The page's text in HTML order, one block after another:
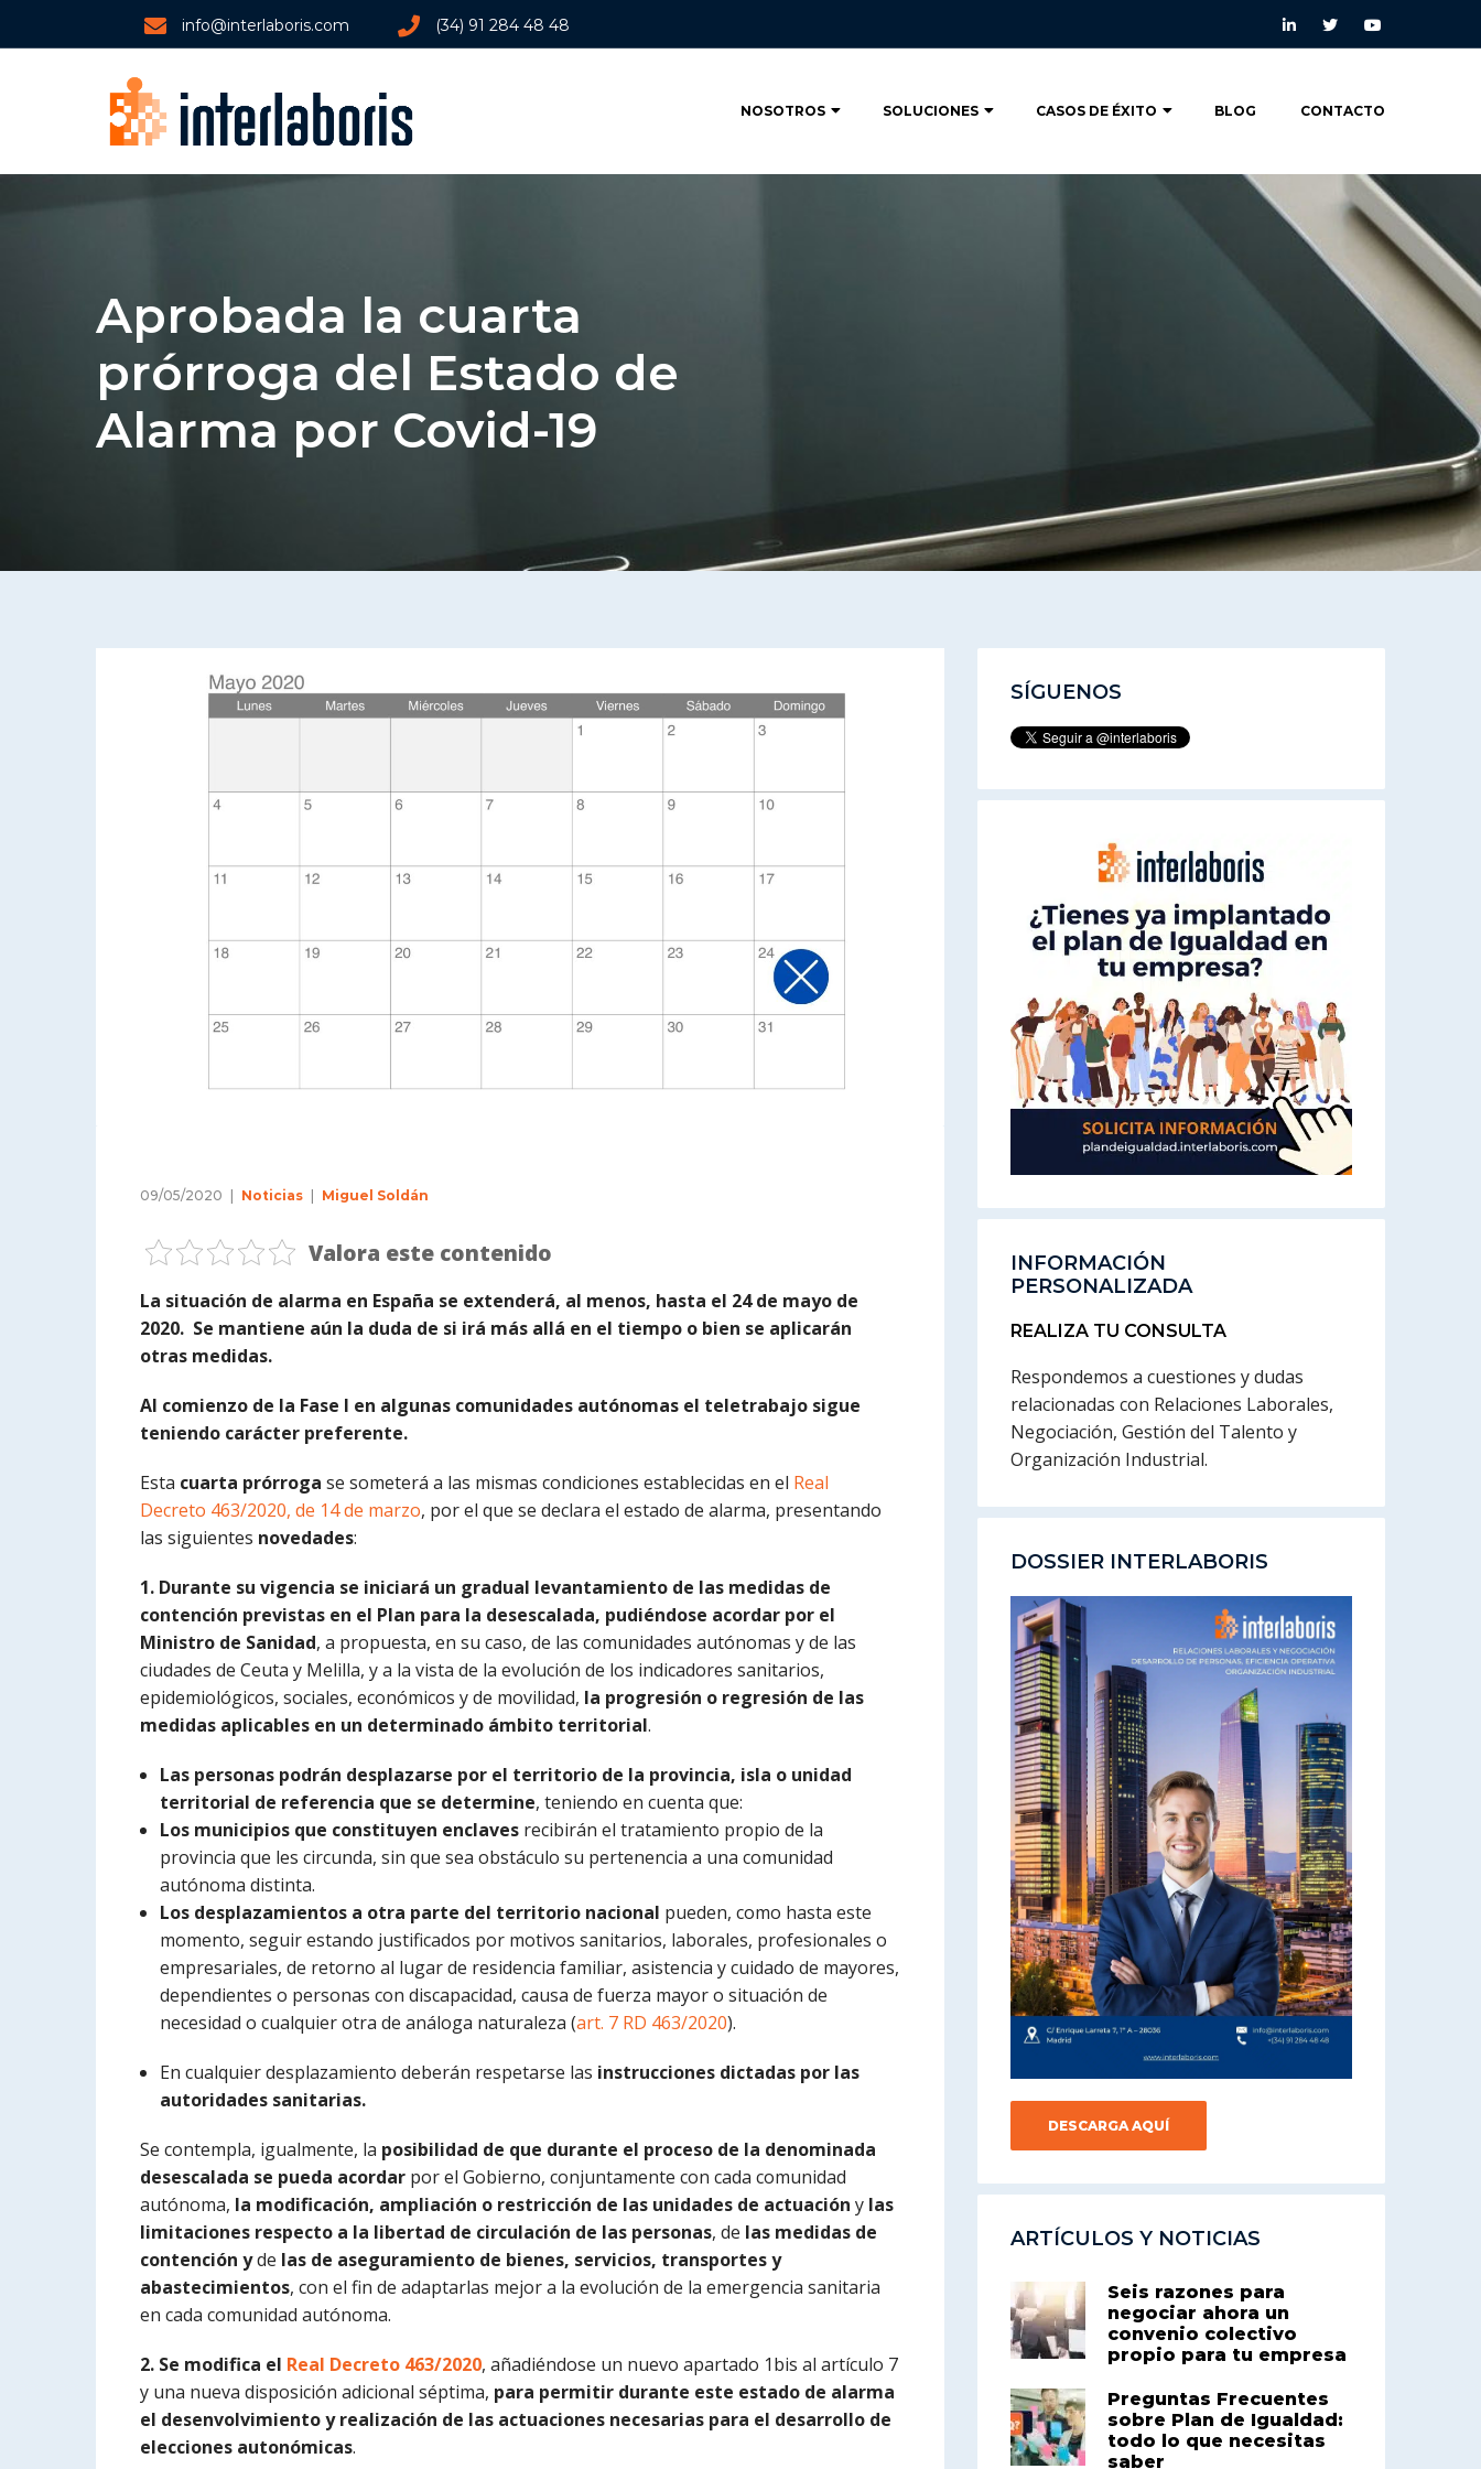
info@interlaboris.com (34) 91 284 48 48
NOSOTROS SOLUCIONES CASOS DE ÉXITO BLOG CONTACTO
Aprobada la cuarta
prórroga del Estado de
Alarma por Covid-19
09/05/2020 Noticias Miguel Soldán
Valora este contenido
La situación de alarma en España se extenderá, al menos, hasta el 24 de mayo de
2020. Se mantiene aún la duda de si irá más allá en el tiempo o bien se aplicarán
otras medidas.
Al comienzo de la Fase I en algunas comunidades autónomas el teletrabajo sigue
teniendo carácter preferente.
Esta cuarta prórroga se someterá a las mismas condiciones establecidas en el Real
Decreto 463/2020, de 14 de marzo, por el que se declara el estado de alarma, presentando
las siguientes novedades:
1. Durante su vigencia se iniciará un gradual levantamiento de las medidas de
contención previstas en el Plan para la desescalada, pudiéndose acordar por el
Ministro de Sanidad, a propuesta, en su caso, de las comunidades autónomas y de las
ciudades de Ceuta y Melilla, y a la vista de la evolución de los indicadores sanitarios,
epidemiológicos, sociales, económicos y de movilidad, la progresión o regresión de las
medidas aplicables en un determinado ámbito territorial.
Las personas podrán desplazarse por el territorio de la provincia, isla o unidad
territorial de referencia que se determine, teniendo en cuenta que:
Los municipios que constituyen enclaves recibirán el tratamiento propio de la
provincia que les circunda, sin que sea obstáculo su pertenencia a una comunidad
autónoma distinta.
Los desplazamientos a otra parte del territorio nacional pueden, como hasta este
momento, seguir estando justificados por motivos sanitarios, laborales, profesionales o
empresariales, de retorno al lugar de residencia familiar, asistencia y cuidado de mayores,
dependientes o personas con discapacidad, causa de fuerza mayor o situación de
necesidad o cualquier otra de análoga naturaleza (art. 7 RD 463/2020).
En cualquier desplazamiento deberán respetarse las instrucciones dictadas por las
autoridades sanitarias.
Se contempla, igualmente, la posibilidad de que durante el proceso de la denominada
desescalada se pueda acordar por el Gobierno, conjuntamente con cada comunidad
autónoma, la modificación, ampliación o restricción de las unidades de actuación y las
limitaciones respecto a la libertad de circulación de las personas, de las medidas de
contención yde las de aseguramiento de bienes, servicios, transportes y
abastecimientos, con el fin de adaptarlas mejor a la evolución de la emergencia sanitaria
en cada comunidad autónoma.
2. Se modifica el Real Decreto 463/2020, añadiéndose un nuevo apartado 1bis al artículo 7
y una nueva disposición adicional séptima, para permitir durante este estado de alarma
el desenvolvimiento y realización de las actuaciones necesarias para el desarrollo de
elecciones autonómicas.
SÍGUENOS
INFORMACIÓN
PERSONALIZADA
REALIZA TU CONSULTA
Respondemos a cuestiones y dudas
relacionadas con Relaciones Laborales,
Negociación, Gestión del Talento y
Organización Industrial.
DOSSIER INTERLABORIS
DESCARGA AQUÍ
ARTÍCULOS Y NOTICIAS
Seis razones para
negociar ahora un
convenio colectivo
propio para tu empresa
Preguntas Frecuentes
sobre Plan de Igualdad:
todo lo que necesitas
saber